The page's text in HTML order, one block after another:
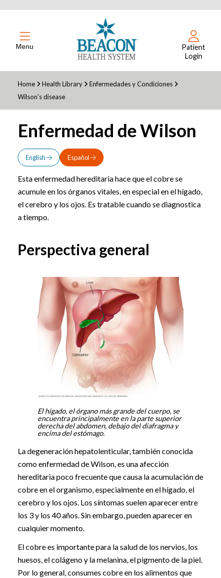
Menu
Patient
Login
Home Health Library
Enfermedades y Condiciones
Wilson's disease
Enfermedad de Wilson
English Español
Esta enfermedad hereditaria hace que el cobre se
acumule en los órganos vitales, en especial en el hígado,
el cerebro y los ojos. Es tratable cuando se diagnostica
a tiempo.
Perspectiva general
El hígado, el órgano más grande del cuerpo, se
encuentra principalmente en la parte superior
derecha del abdomen, debajo del diafragma y
encima del estómago.
La degeneración hepatolenticular, también conocida
como enfermedad de Wilson, es una afección
hereditaria poco frecuente que causa la acumulación de
cobre en el organismo, especialmente en el hígado, el
cerebro y los ojos. Los síntomas suelen aparecer entre
los 3 y los 40 años. Sin embargo, pueden aparecer en
cualquier momento.
El cobre es importante para la salud de los nervios, los
huesos, el colágeno y la melanina, el pigmento de la piel.
Por lo general, consumes cobre en los alimentos que